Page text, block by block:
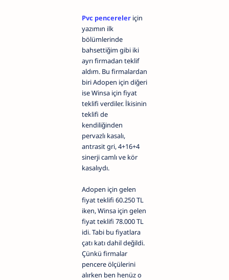
Pvc pencereler için
yazımın ilk
bölümlerinde
bahsettiğim gibi iki
ayrı firmadan teklif
aldım. Bu firmalardan
biri Adopen için diğeri
ise Winsa için fiyat
teklifi verdiler. İkisinin
teklifi de
kendiliğinden
pervazlı kasalı,
antrasit gri, 4+16+4
sinerji camlı ve kör
kasalıydı.
Adopen için gelen
fiyat teklifi 60.250 TL
iken, Winsa için gelen
fiyat teklifi 78.000 TL
idi. Tabi bu fiyatlara
çatı katı dahil değildi.
Çünkü firmalar
pencere ölçülerini
alırken ben henüz o